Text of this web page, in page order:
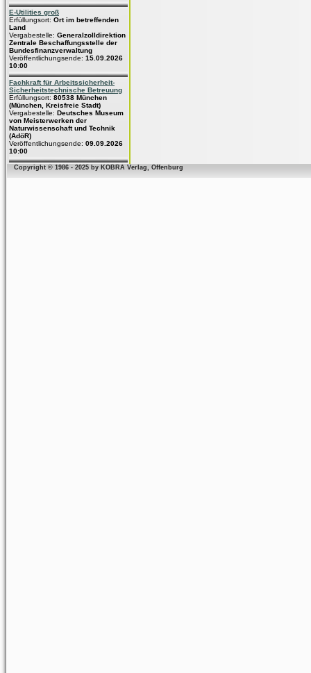
E-Utilities groß
Erfüllungsort: Ort im betreffenden
Land
Vergabestelle: Generalzolldirektion
Zentrale Beschaffungsstelle der
Bundesfinanzverwaltung
Veröffentlichungsende: 15.09.2026
10:00
Fachkraft für Arbeitssicherheit-
Sicherheitstechnische Betreuung
Erfüllungsort: 80538 München
(München, Kreisfreie Stadt)
Vergabestelle: Deutsches Museum
von Meisterwerken der
Naturwissenschaft und Technik
(AdöR)
Veröffentlichungsende: 09.09.2026
10:00
Copyright © 1986 - 2025 by KOBRA Verlag, Offenburg